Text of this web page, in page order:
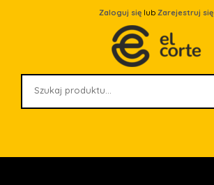
Zaloguj się lub Zarejestruj się